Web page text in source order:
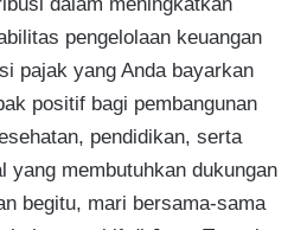
pengelolaan keuangan
pajak yang Anda bayarkan
positif bagi pembangunan
pendidikan, serta
yang membutuhkan dukungan
begitu, mari bersama-sama